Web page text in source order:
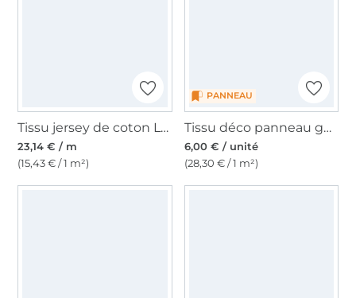
Tissu jersey de coton La Pat' Patrouille Pawfect, bleu
23,14 € / m
(15,43 € / 1 m²)
PANNEAU
Tissu déco panneau gobelin Chiens & fleurs Flower Dog, 46x46 cm
6,00 € / unité
(28,30 € / 1 m²)